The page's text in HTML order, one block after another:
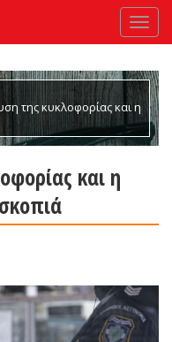
της κυκλοφορίας και η
και η